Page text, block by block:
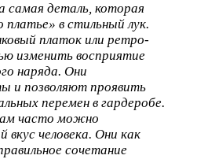
деталь, которая
в стильный лук.
платок или ретро-
изменить восприятие
наряда. Они
и позволяют проявить
перемен в гардеробе.
часто можно
человека. Они как
сочетание